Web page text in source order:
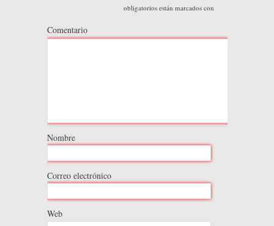
obligatorios están marcados con
Comentario
Nombre
Correo electrónico
Web